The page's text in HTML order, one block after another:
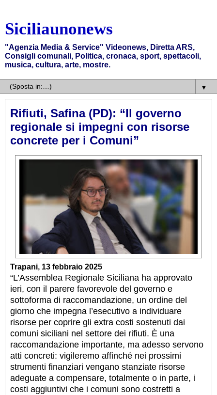
Siciliaunonews
"Agenzia Media & Service" Videonews, Diretta ARS,
Consigli comunali, Politica, cronaca, sport, spettacoli,
musica, cultura, arte, mostre.
▼
Rifiuti, Safina (PD): “Il governo
regionale si impegni con risorse
concrete per i Comuni”
Trapani, 13 febbraio 2025
“L’Assemblea Regionale Siciliana ha approvato
ieri, con il parere favorevole del governo e
sottoforma di raccomandazione, un ordine del
giorno che impegna l’esecutivo a individuare
risorse per coprire gli extra costi sostenuti dai
comuni siciliani nel settore dei rifiuti. È una
raccomandazione importante, ma adesso servono
atti concreti: vigileremo affinché nei prossimi
strumenti finanziari vengano stanziate risorse
adeguate a compensare, totalmente o in parte, i
costi aggiuntivi che i comuni sono costretti a